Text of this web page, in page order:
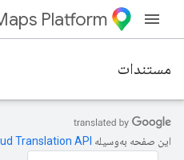
Platform
مستندات
این صفحه به‌وسیله